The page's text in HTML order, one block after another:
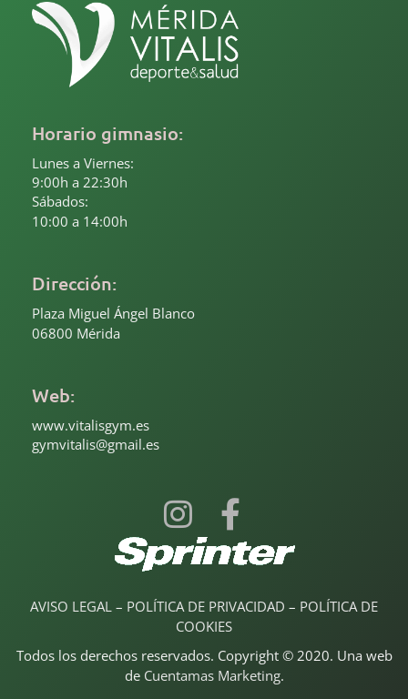
Horario gimnasio:
Lunes a Viernes:
9:00h a 22:30h
Sábados:
10:00 a 14:00h
Dirección:
Plaza Miguel Ángel Blanco
06800 Mérida
Web:
www.vitalisgym.es
gymvitalis@gmail.es
AVISO LEGAL – POLÍTICA DE PRIVACIDAD – POLÍTICA DE
COOKIES
Todos los derechos reservados. Copyright © 2020. Una web
de Cuentamas Marketing.